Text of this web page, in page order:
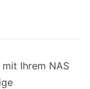
Ihrem NAS